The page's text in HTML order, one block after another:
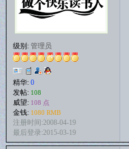
级别: 管理员
精华: 0
发帖: 108
威望: 108 点
金钱: 1080 RMB
注册时间:2008-04-19
最后登录:2015-03-19